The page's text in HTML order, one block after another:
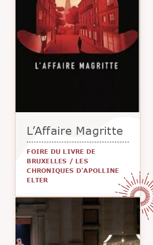
L’Affaire Magritte
FOIRE DU LIVRE DE
BRUXELLES / LES
CHRONIQUES D'APOLLINE
ELTER